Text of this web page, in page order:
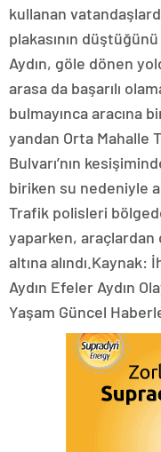
kullanan
plakasının
Aydın, göle dönen
arasa da başarılı
bulmayınca aracına
yandan Orta Mahalle
Bulvarı’nın
biriken su nedeniyle
Trafik polisleri
yaparken, araçlardan
altına alındı.Kaynak:
Aydın Efeler Aydın
Yaşam Güncel